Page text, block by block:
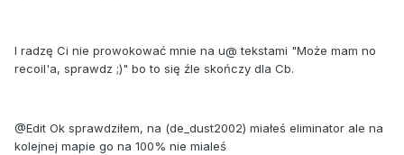
I radzę Ci nie prowokować mnie na u@ tekstami "Może mam no
recoil'a, sprawdz ;)" bo to się źle skończy dla Cb.
@Edit Ok sprawdziłem, na (de_dust2002) miałeś eliminator ale na
kolejnej mapie go na 100% nie mialeś